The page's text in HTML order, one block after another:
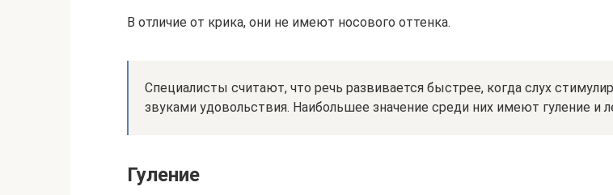
В отличие от крика, они не имеют носового оттенка.
Специалисты считают, что речь развивается быстрее, когда слух
звуками удовольствия. Наибольшее значение среди них имеют гуление и
Гуление